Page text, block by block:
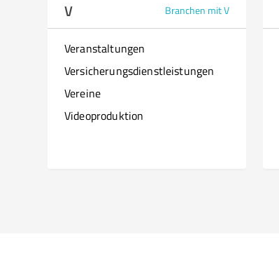
V Branchen mit V
Veranstaltungen
Versicherungsdienstleistungen
Vereine
Videoproduktion